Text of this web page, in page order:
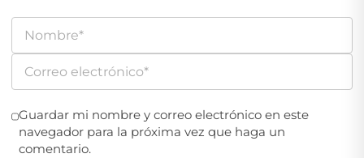
Guardar mi nombre y correo electrónico en este
navegador para la próxima vez que haga un
comentario.